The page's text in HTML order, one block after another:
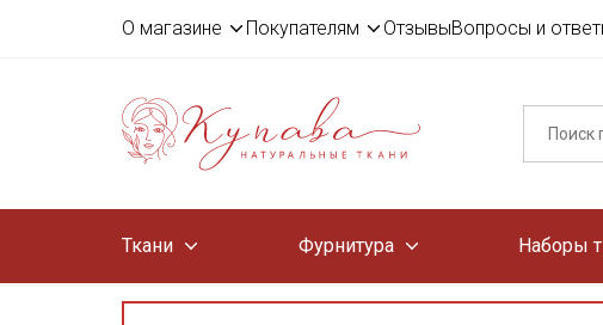
О магазине Покупателям ОтзывыВопросы и
Ткани Фурнитура Наборы